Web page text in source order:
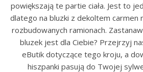
powiększają te partie ciała. Jest to
dlatego na bluzki z dekoltem carmen
rozbudowanych ramionach.
bluzek jest dla Ciebie? Przejrzyj
eButik dotyczące tego kroju, a
hiszpanki pasują do Twojej